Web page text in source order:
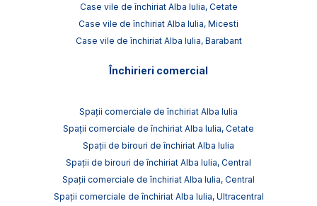
Case vile de închiriat Alba Iulia, Cetate
Case vile de închiriat Alba Iulia, Micesti
Case vile de închiriat Alba Iulia, Barabant
Închirieri comercial
Spații comerciale de închiriat Alba Iulia
Spații comerciale de închiriat Alba Iulia, Cetate
Spații de birouri de închiriat Alba Iulia
Spații de birouri de închiriat Alba Iulia, Central
Spații comerciale de închiriat Alba Iulia, Central
Spații comerciale de închiriat Alba Iulia, Ultracentral